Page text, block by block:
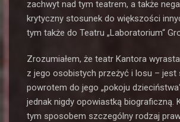
zachwyt nad tym teatrem, a także
krytyczny stosunek do większości
tym także do Teatru „Laboratorium“
Zrozumiałem, że teatr Kantora
z jego osobistych przeżyć i losu – jest
powrotem do jego „pokoju
jednak nigdy opowiastką biograficzną.
tym sposobem szczególny rodzaj